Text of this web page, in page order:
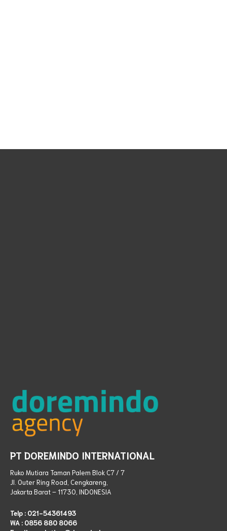
PT DOREMINDO INTERNATIONAL
Ruko Mutiara Taman Palem Blok C7 / 7
Jl. Outer Ring Road, Cengkareng,
Jakarta Barat – 11730, INDONESIA
Telp : 021-54361493
WA : 0856 880 8066